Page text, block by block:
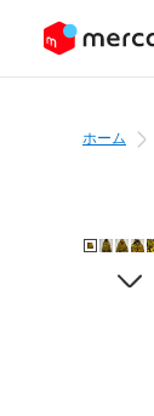
ツにスキップ
ホーム